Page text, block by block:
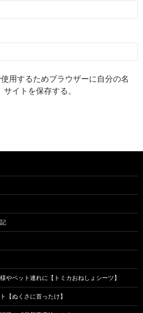
用するためブラウザーに自分の名
イトを保存する。
やペット連れに【トミカおねしょシーツ】
【ぬくさに首ったけ】